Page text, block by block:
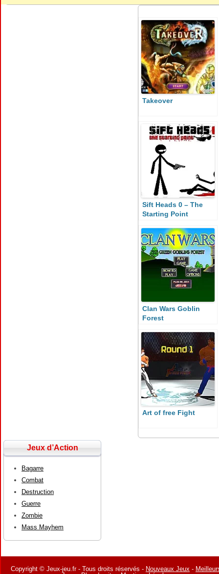
Takeover
Sift Heads 0 – The
Starting Point
Clan Wars Goblin
Forest
Art of free Fight
Jeux d’Action
Bagarre
Combat
Destruction
Guerre
Zombie
Mass Mayhem
Copyright © Jeux-jeu.fr - Tous droits réservés - Nouveaux Jeux -